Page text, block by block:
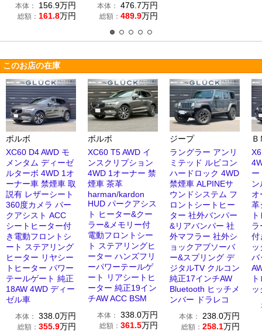
本体： 156.9万円
総額： 161.8万円
本体： 476.7万円
総額： 489.9万円
このお店の在庫
ボルボ
XC60 D4 AWD モ
メンタム ディーゼ
ルターボ 4WD 1オ
ーナー車 禁煙車 取
説有 レザーシート
360度カメラ パー
クアシスト ACC
シートヒーター付
き電動フロントシ
ート ステアリング
ヒーター リヤシー
トヒーター パワー
テールゲート 純正
18AW 4WD ディー
ゼル車
本体： 338.0万円
総額： 355.9万円
ボルボ
XC60 T5 AWD イ
ンスクリプション
4WD 1オーナー 禁
煙車 茶革
harman/kardon
HUD パークアシス
ト ヒーター&クー
ラー&メモリー付
電動フロントシー
ト ステアリングヒ
ーター ハンズフリ
ーパワーテールゲ
ート リアシートヒ
ーター 純正19イン
チAW ACC BSM
本体： 338.0万円
総額： 361.5万円
ジープ
ラングラー アンリ
ミテッド ルビコン
ハードロック 4WD
禁煙車 ALPINEサ
ウンドシステム フ
ロントシートヒー
ター 社外バンパー
&リアバンパー 社
外マフラー 社外シ
ョックアブソーバ
ー&スプリング デ
ジタルTV クルコン
純正17インチAW
Bluetooth ヒッチメ
ンバー ドラレコ
本体： 238.0万円
総額： 258.1万円
ー
オ
革
ラ
付
バ